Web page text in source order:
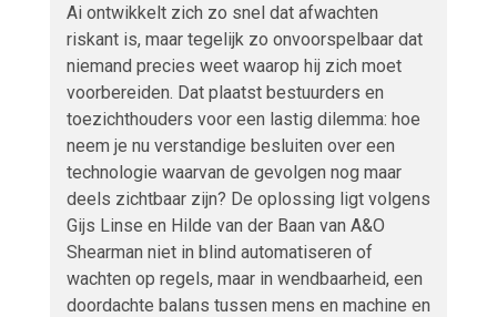
Ai ontwikkelt zich zo snel dat afwachten
riskant is, maar tegelijk zo onvoorspelbaar dat
niemand precies weet waarop hij zich moet
voorbereiden. Dat plaatst bestuurders en
toezichthouders voor een lastig dilemma: hoe
neem je nu verstandige besluiten over een
technologie waarvan de gevolgen nog maar
deels zichtbaar zijn? De oplossing ligt volgens
Gijs Linse en Hilde van der Baan van A&O
Shearman niet in blind automatiseren of
wachten op regels, maar in wendbaarheid, een
doordachte balans tussen mens en machine en